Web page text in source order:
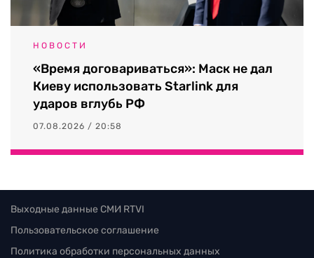
НОВОСТИ
«Время договариваться»: Маск не дал
Киеву использовать Starlink для
ударов вглубь РФ
07.08.2026 / 20:58
Выходные данные СМИ RTVI
Пользовательское соглашение
Политика обработки персональных данных